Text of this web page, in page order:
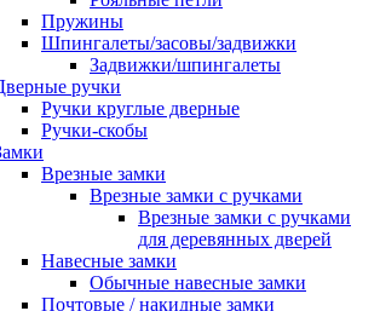
Пружины
Шпингалеты/засовы/задвижки
Задвижки/шпингалеты
ручки
Ручки круглые дверные
Ручки-скобы
Врезные замки
Врезные замки с ручками
Врезные замки с ручками
для деревянных дверей
Навесные замки
Обычные навесные замки
Почтовые / накидные замки